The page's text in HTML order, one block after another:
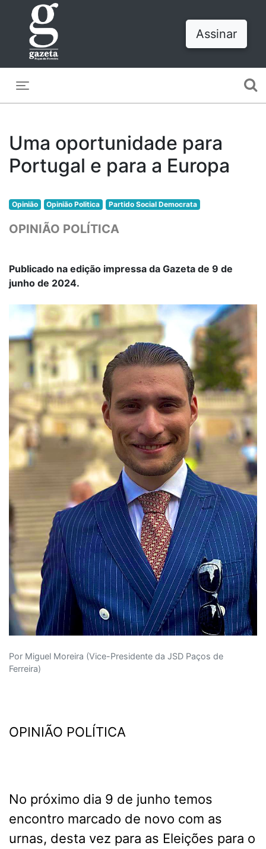
Assinar
Uma oportunidade para
Portugal e para a Europa
Opinião Opinião Politica Partido Social Democrata
OPINIÃO POLÍTICA
Publicado na edição impressa da Gazeta de 9 de
junho de 2024.
Por Miguel Moreira (Vice-Presidente da JSD Paços de
Ferreira)
OPINIÃO POLÍTICA
No próximo dia 9 de junho temos
encontro marcado de novo com as
urnas, desta vez para as Eleições para o